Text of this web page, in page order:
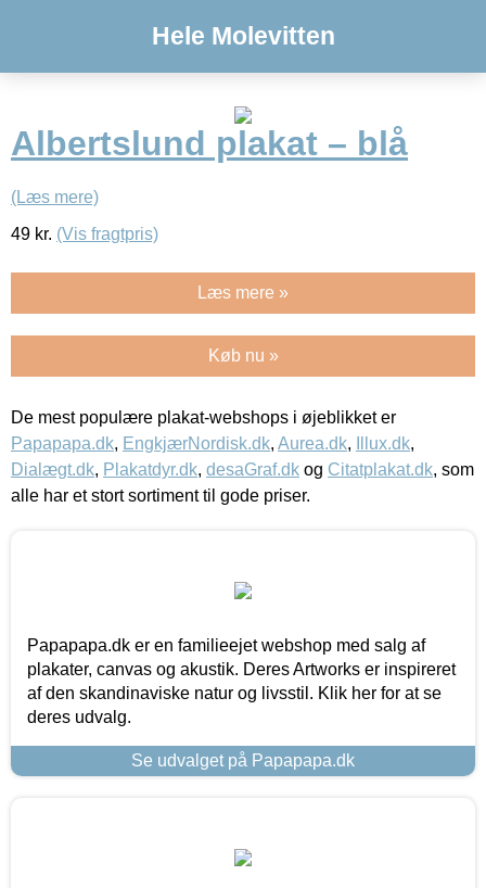
Hele Molevitten
Albertslund plakat – blå
(Læs mere)
49 kr. (Vis fragtpris)
Læs mere »
Køb nu »
De mest populære plakat-webshops i øjeblikket er
Papapapa.dk, EngkjærNordisk.dk, Aurea.dk, Illux.dk,
Dialægt.dk, Plakatdyr.dk, desaGraf.dk og Citatplakat.dk, som
alle har et stort sortiment til gode priser.
Papapapa.dk er en familieejet webshop med salg af
plakater, canvas og akustik. Deres Artworks er inspireret
af den skandinaviske natur og livsstil. Klik her for at se
deres udvalg.
Se udvalget på Papapapa.dk